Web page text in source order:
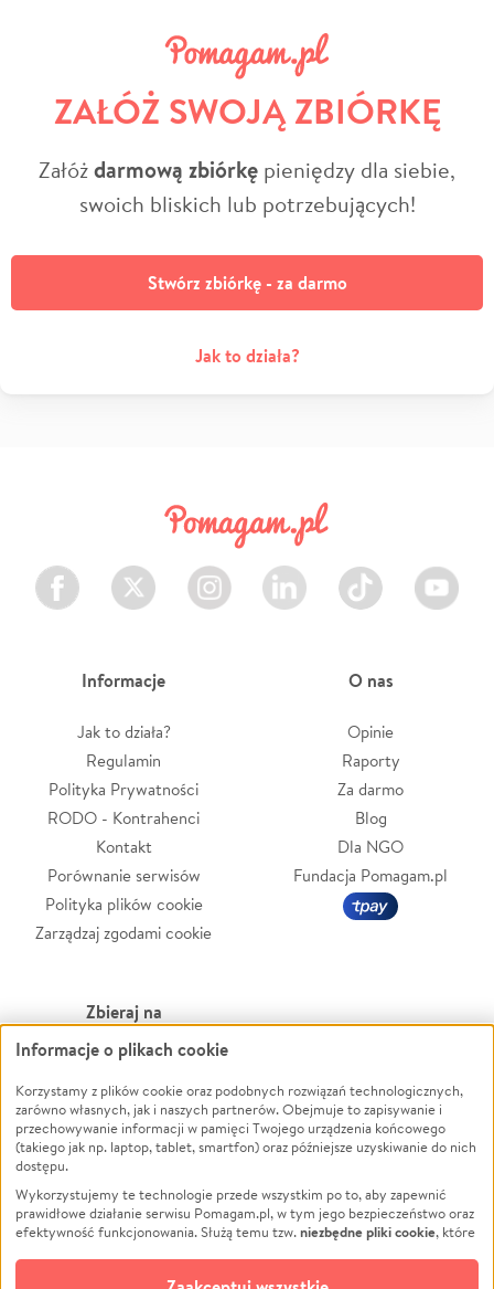
ZAŁÓŻ SWOJĄ ZBIÓRKĘ
Załóżdarmową zbiórkę pieniędzy dla siebie,
swoich bliskich lub potrzebujących!
Stwórz zbiórkę - za darmo
Jak to działa?
Facebook Twitter Instagram LinkedIn TikTok Youtube
Informacje
Jak to działa?
Regulamin
Polityka Prywatności
RODO - Kontrahenci
Kontakt
Porównanie serwisów
Polityka plików cookie
Zarządzaj zgodami cookie
O nas
Opinie
Raporty
Za darmo
Blog
Dla NGO
Fundacja Pomagam.pl
Zbieraj na
Leczenie
Zwierzęta
Pożar
Ukraina
Pomoc Finansowa
Projekty
Pogrzeb
Powódź
Wichura
NGO
Edukacja
Podróż
Impreza
Informacje o plikach cookie
Korzystamy z plików cookie oraz podobnych rozwiązań technologicznych,
zarówno własnych, jak i naszych partnerów. Obejmuje to zapisywanie i
przechowywanie informacji w pamięci Twojego urządzenia końcowego
(takiego jak np. laptop, tablet, smartfon) oraz późniejsze uzyskiwanie do nich
dostępu.
Wykorzystujemy te technologie przede wszystkim po to, aby zapewnić
prawidłowe działanie serwisu Pomagam.pl, w tym jego bezpieczeństwo oraz
efektywność funkcjonowania. Służą temu tzw.niezbędne pliki cookie, które
opcjonalnych plików cookie